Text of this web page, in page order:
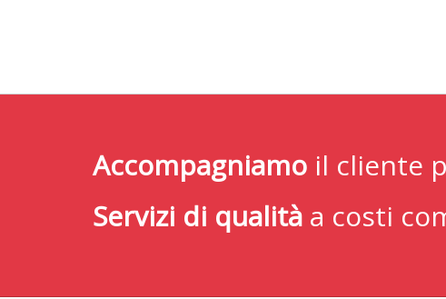
Accompagniamo il cliente
Servizi di qualità a costi